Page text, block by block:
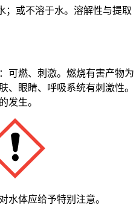
；或不溶于水。溶解性与提取
可燃、刺激。燃烧有害产物为
、眼睛、呼吸系统有刺激性。
发生。
水体应给予特别注意。